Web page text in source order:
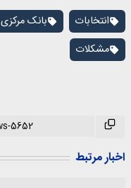
انتخابات بانک مرکزی
مشکلات
اخبار مرتبط